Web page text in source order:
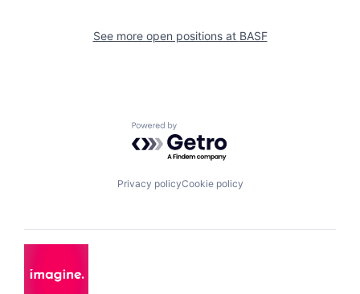
See more open positions at BASF
Powered by Getro.com
Privacy policyCookie policy